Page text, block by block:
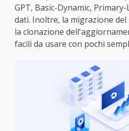
GPT, Basic-Dynamic,
dati. Inoltre, la migrazione
la clonazione
facili da usare con pochi